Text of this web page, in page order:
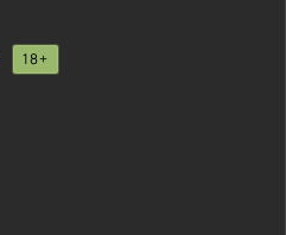
18+